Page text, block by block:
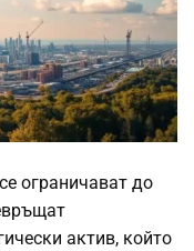
ограничават до
актив, който